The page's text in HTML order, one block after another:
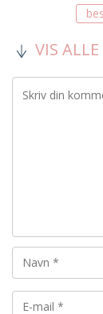
VIS